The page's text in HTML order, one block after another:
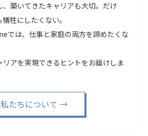
、築いてきたキャリアも大切。だけ
牲にしたくない。
は、仕事と家庭の両方を諦めたくな
アを実現できるヒントをお届けしま
私たちについて →